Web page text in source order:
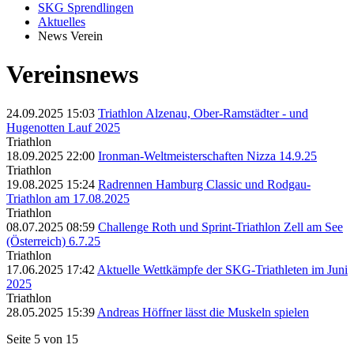
SKG Sprendlingen
Aktuelles
News Verein
Vereinsnews
24.09.2025 15:03 Triathlon Alzenau, Ober-Ramstädter - und
Hugenotten Lauf 2025
Triathlon
18.09.2025 22:00 Ironman-Weltmeisterschaften Nizza 14.9.25
Triathlon
19.08.2025 15:24 Radrennen Hamburg Classic und Rodgau-
Triathlon am 17.08.2025
Triathlon
08.07.2025 08:59 Challenge Roth und Sprint-Triathlon Zell am See
(Österreich) 6.7.25
Triathlon
17.06.2025 17:42 Aktuelle Wettkämpfe der SKG-Triathleten im Juni
2025
Triathlon
28.05.2025 15:39 Andreas Höffner lässt die Muskeln spielen
Seite 5 von 15